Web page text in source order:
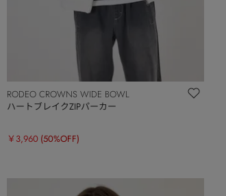
RODEO CROWNS WIDE BOWL
ハートブレイクZIPパーカー
￥3,960 (50%OFF)